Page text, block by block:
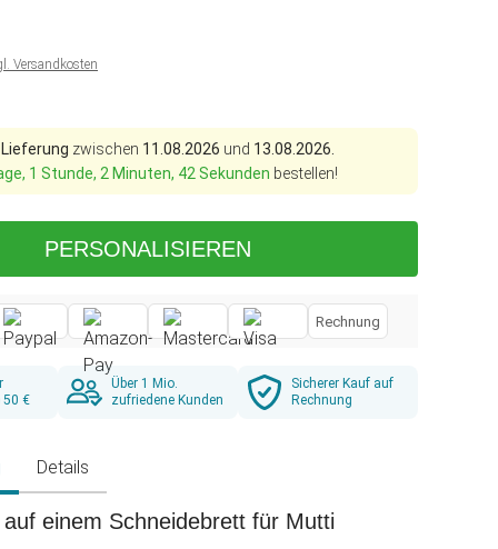
Versandkosten
zwischen 11.08.2026 und 13.08.2026.
1 Stunde, 2 Minuten, 41 Sekunden bestellen!
PERSONALISIEREN
Rechnung
50 €
Über 1 Mio.
zufriedene Kunden
Sicherer Kauf auf
Rechnung
Details
einem Schneidebrett für Mutti